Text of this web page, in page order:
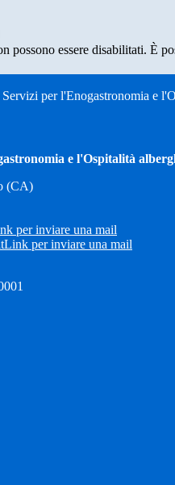
possono essere disabilitati. È
per l'Enogastronomia e
e l'Ospitalità
(CA)
per inviare una mail
Link per inviare una mail